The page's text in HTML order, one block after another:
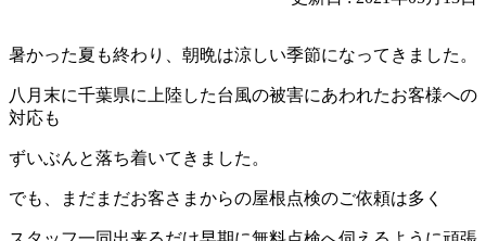
暑かった夏も終わり、朝晩は涼しい季節になってきました。
八月末に千葉県に上陸した台風の被害にあわれたお客様への
対応も
ずいぶんと落ち着いてきました。
でも、まだまだお客さまからの屋根点検のご依頼は多く